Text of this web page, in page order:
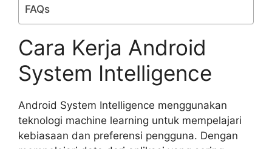
FAQs
Cara Kerja Android
System Intelligence
Android System Intelligence menggunakan
teknologi machine learning untuk mempelajari
kebiasaan dan preferensi pengguna. Dengan